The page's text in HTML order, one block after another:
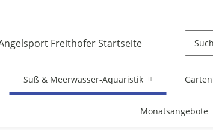
Süß & Meerwasser-Aquaristik
Monatsangebote